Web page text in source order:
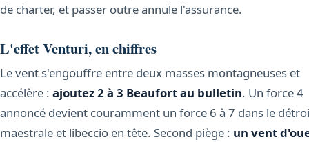
de charter, et passer outre annule l'assurance.
L'effet Venturi, en chiffres
Le vent s'engouffre entre deux masses montagneuses et
accélère : ajoutez 2 à 3 Beaufort au bulletin. Un force 4
annoncé devient couramment un force 6 à 7 dans le
maestrale et libeccio en tête. Second piège : un vent